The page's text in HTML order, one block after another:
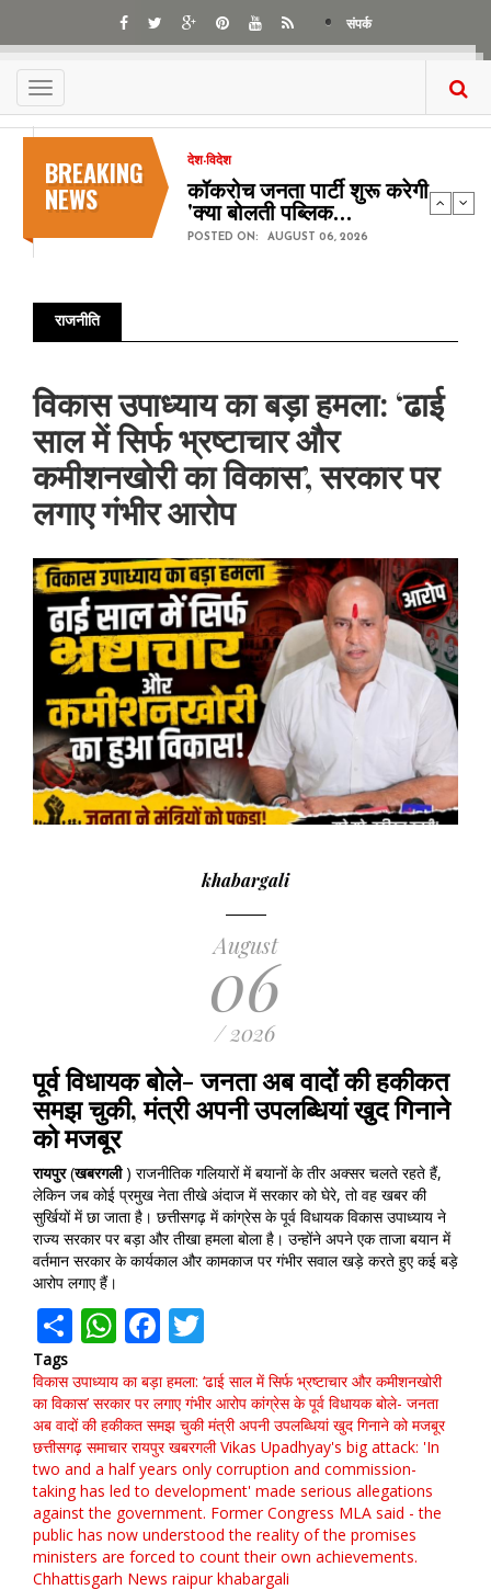
main
content
संपर्क
Toggle
navigation
BREAKING
NEWS
देश-विदेश
कॉकरोच जनता पार्टी शुरू करेगी
'क्या बोलती पब्लिक…
POSTED ON: AUGUST 06, 2026
राजनीति
विकास उपाध्याय का बड़ा हमला: ‘ढाई
साल में सिर्फ भ्रष्टाचार और
कमीशनखोरी का विकास’, सरकार पर
लगाए गंभीर आरोप
khabargali
August
06
/ 2026
पूर्व विधायक बोले- जनता अब वादों की हकीकत
समझ चुकी, मंत्री अपनी उपलब्धियां खुद गिनाने
को मजबूर
रायपुर(खबरगली) राजनीतिक गलियारों में बयानों के तीर अक्सर चलते रहते हैं,
लेकिन जब कोई प्रमुख नेता तीखे अंदाज में सरकार को घेरे, तो वह खबर की
सुर्खियों में छा जाता है। छत्तीसगढ़ में कांग्रेस के पूर्व विधायक विकास उपाध्याय ने
राज्य सरकार पर बड़ा और तीखा हमला बोला है। उन्होंने अपने एक ताजा बयान में
वर्तमान सरकार के कार्यकाल और कामकाज पर गंभीर सवाल खड़े करते हुए कई बड़े
आरोप लगाए हैं।
ShareWhatsApp
Facebook
Tags
विकास उपाध्याय का बड़ा हमला: ‘ढाई साल में सिर्फ भ्रष्टाचार और कमीशनखोरी
का विकास’ सरकार पर लगाए गंभीर आरोप कांग्रेस के पूर्व विधायक बोले- जनता
अब वादों की हकीकत समझ चुकी मंत्री अपनी उपलब्धियां खुद गिनाने को मजबूर
छत्तीसगढ़ समाचार रायपुर खबरगली Vikas Upadhyay's big attack: 'In
two and a half years only corruption and commission-
taking has led to development' made serious allegations
against the government. Former Congress MLA said - the
public has now understood the reality of the promises
ministers are forced to count their own achievements.
Chhattisgarh News raipur khabargali
Pagination